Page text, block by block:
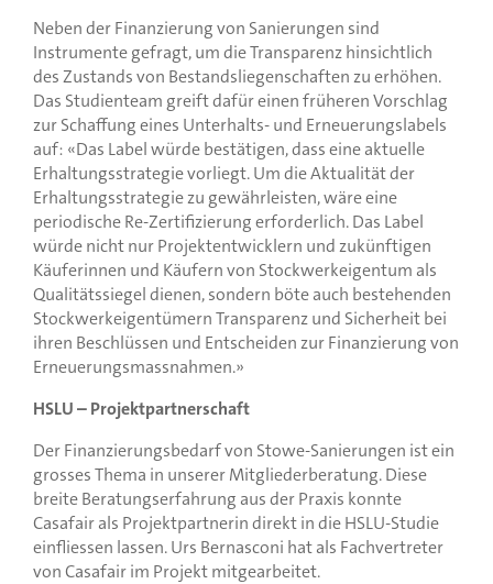
Neben der Finanzierung von Sanierungen sind
Instrumente gefragt, um die Transparenz hinsichtlich
des Zustands von Bestandsliegenschaften zu erhöhen.
Das Studienteam greift dafür einen früheren Vorschlag
zur Schaffung eines Unterhalts- und Erneuerungslabels
auf: «Das Label würde bestätigen, dass eine aktuelle
Erhaltungsstrategie vorliegt. Um die Aktualität der
Erhaltungsstrategie zu gewährleisten, wäre eine
periodische Re-Zertifizierung erforderlich. Das Label
würde nicht nur Projektentwicklern und zukünftigen
Käuferinnen und Käufern von Stockwerkeigentum als
Qualitätssiegel dienen, sondern böte auch bestehenden
Stockwerkeigentümern Transparenz und Sicherheit bei
ihren Beschlüssen und Entscheiden zur Finanzierung von
Erneuerungsmassnahmen.»
HSLU – Projektpartnerschaft
Der Finanzierungsbedarf von Stowe-Sanierungen ist ein
grosses Thema in unserer Mitgliederberatung. Diese
breite Beratungserfahrung aus der Praxis konnte
Casafair als Projektpartnerin direkt in die HSLU-Studie
einfliessen lassen. Urs Bernasconi hat als Fachvertreter
von Casafair im Projekt mitgearbeitet.